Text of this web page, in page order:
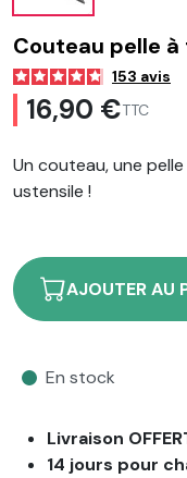
Couteau pelle
153 avis
16,90 €TTC
Un couteau, une
ustensile !
AJOUTER AU
En stock
Livraison
14 jours pour